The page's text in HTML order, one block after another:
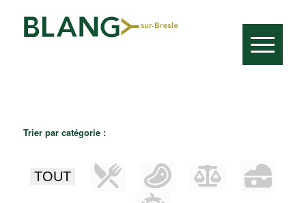
Trier par catégorie :
TOUT